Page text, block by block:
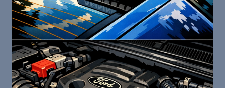
F
NACH
DEM
WINTERSCHLAF
WIEDER
FLOTT?